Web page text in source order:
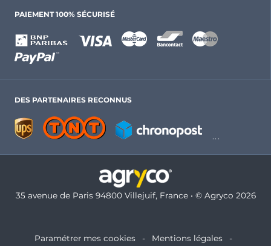
PAIEMENT 100% SÉCURISÉ
DES PARTENAIRES RECONNUS
35 avenue de Paris 94800 Villejuif, France • © Agryco 2026
Paramétrer mes cookies Mentions légales